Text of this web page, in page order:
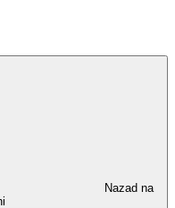
Nazad na